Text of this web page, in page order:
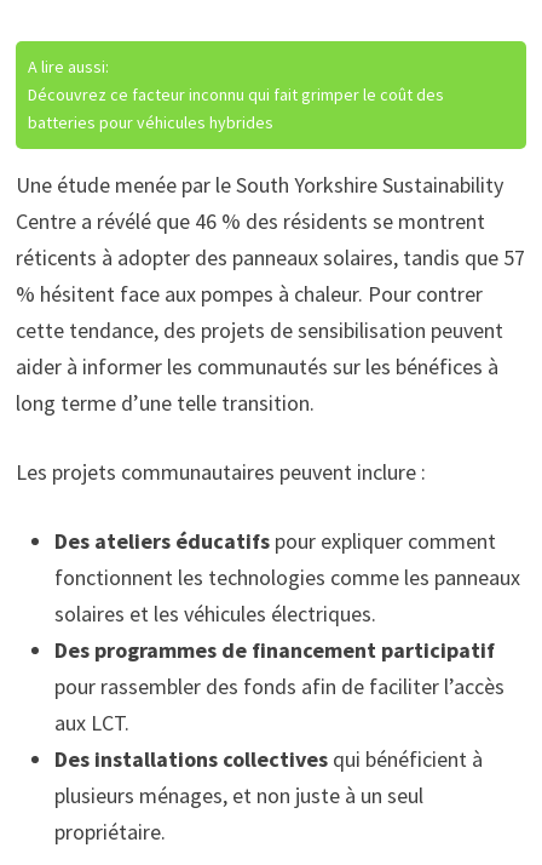
A lire aussi:
Découvrez ce facteur inconnu qui fait grimper le coût des
batteries pour véhicules hybrides
Une étude menée par le South Yorkshire Sustainability
Centre a révélé que 46 % des résidents se montrent
réticents à adopter des panneaux solaires, tandis que 57
% hésitent face aux pompes à chaleur. Pour contrer
cette tendance, des projets de sensibilisation peuvent
aider à informer les communautés sur les bénéfices à
long terme d’une telle transition.
Les projets communautaires peuvent inclure :
Des ateliers éducatifspour expliquer comment
fonctionnent les technologies comme les panneaux
solaires et les véhicules électriques.
Des programmes de financement participatif
pour rassembler des fonds afin de faciliter l’accès
aux LCT.
Des installations collectivesqui bénéficient à
plusieurs ménages, et non juste à un seul
propriétaire.